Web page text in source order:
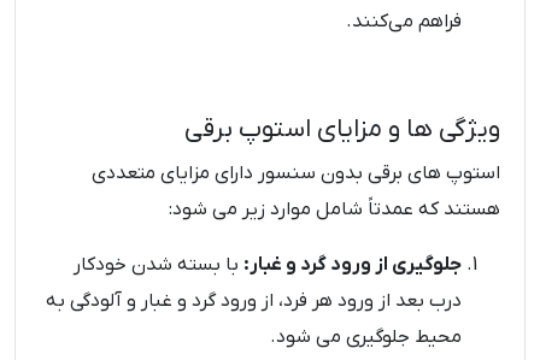
فراهم می‌کنند.
ویژگی ها و مزایای استوپ برقی
استوپ‌ های برقی بدون سنسور دارای مزایای متعددی
هستند که عمدتاً شامل موارد زیر می ‌شود:
جلوگیری از ورود گرد و غبار: با بسته شدن خودکار
درب بعد از ورود هر فرد، از ورود گرد و غبار و آلودگی به
محیط جلوگیری می ‌شود.